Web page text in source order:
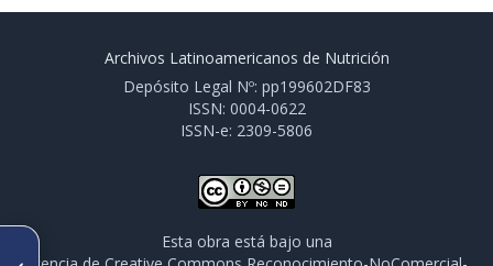
ARTÍCULO ANTERIOR
Archivos Latinoamericanos de Nutrición
Depósito Legal Nº: pp199602DF83
ISSN: 0004-0622
ISSN-e: 2309-5806
Esta obra está bajo una